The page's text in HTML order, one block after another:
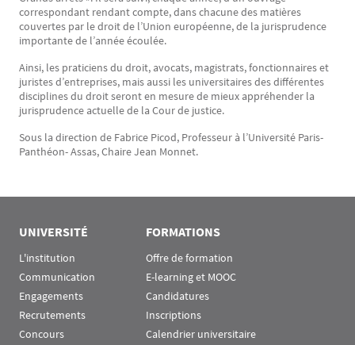
correspondant rendant compte, dans chacune des matières
couvertes par le droit de l’Union européenne, de la jurisprudence
importante de l’année écoulée.
Ainsi, les praticiens du droit, avocats, magistrats, fonctionnaires et
juristes d’entreprises, mais aussi les universitaires des différentes
disciplines du droit seront en mesure de mieux appréhender la
jurisprudence actuelle de la Cour de justice.
Sous la direction de Fabrice Picod, Professeur à l’Université Paris-
Panthéon- Assas, Chaire Jean Monnet.
UNIVERSITÉ
L'institution
Communication
Engagements
Recrutements
Concours
FORMATIONS
Offre de formation
E-learning et MOOC
Candidatures
Inscriptions
Calendrier universitaire